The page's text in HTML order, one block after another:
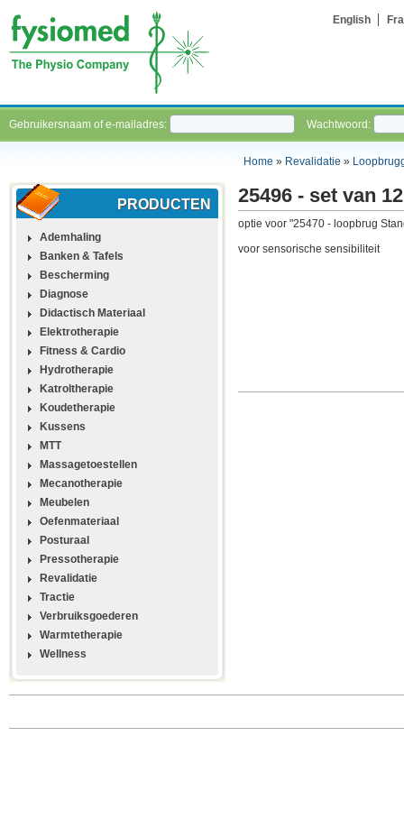
English
Gebruikersnaam of e-mailadres: Wachtwoord:
Home » Revalidatie »
PRODUCTEN
Ademhaling
Banken & Tafels
Bescherming
Diagnose
Didactisch Materiaal
Elektrotherapie
Fitness & Cardio
Hydrotherapie
Katroltherapie
Koudetherapie
Kussens
MTT
Massagetoestellen
Mecanotherapie
Meubelen
Oefenmateriaal
Posturaal
Pressotherapie
Revalidatie
Tractie
Verbruiksgoederen
Warmtetherapie
Wellness
25496 - set van
optie voor "25470 - loopbrug
voor sensorische sensibiliteit